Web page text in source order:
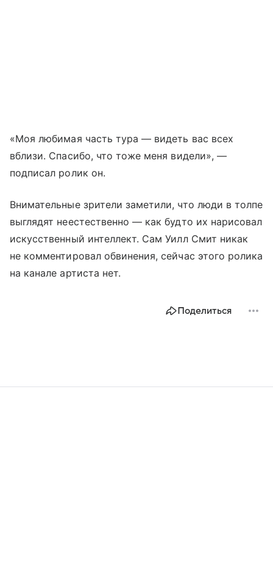
«Моя любимая часть тура — видеть вас всех
вблизи. Спасибо, что тоже меня видели», —
подписал ролик он.
Внимательные зрители заметили, что люди в толпе
выглядят неестественно — как будто их нарисовал
искусственный интеллект. Сам Уилл Смит никак
не комментировал обвинения, сейчас этого ролика
на канале артиста нет.
Поделиться